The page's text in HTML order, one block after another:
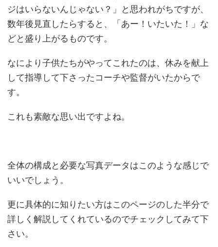
ジはいらないんじゃない？」と思われがちですが、
数年後見直したらすると、「あー！いたいた！」な
どと盛り上がるものです。
なにより子供たちがやってこれたのは、休みを献上
して指導して下さったコーチや監督がいたからで
す。
これも素敵な思い出ですよね。
全体の構成と必要な写真データはこのような感じで
いいでしょう。
更に具体的に知りたい方はこのページのした半分で
詳しく解説してくれているのでチェックしてみて下
さい。